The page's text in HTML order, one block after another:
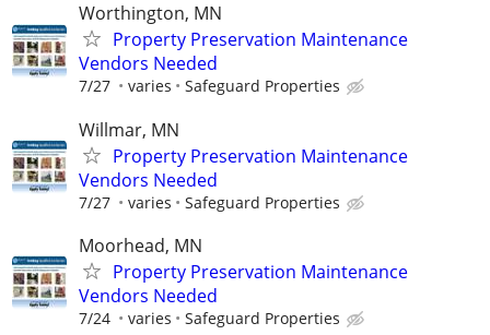
Worthington, MN
Property Preservation Maintenance
Vendors Needed
7/27 varies Safeguard Properties
Willmar, MN
Property Preservation Maintenance
Vendors Needed
7/27 varies Safeguard Properties
Moorhead, MN
Property Preservation Maintenance
Vendors Needed
7/24 varies Safeguard Properties